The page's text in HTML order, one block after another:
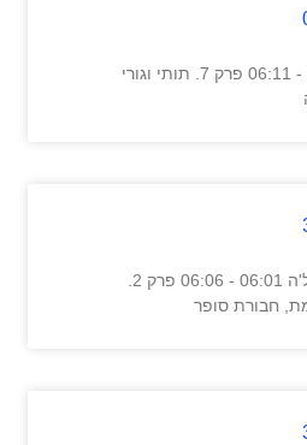
צחקוקים - פרק 7 06:04 - 06:11 פרק 7. תותי וגורי
סימון - סופר ארנב- הופל'ה 06:01 - 06:06 פרק 2.
חבורת סופר